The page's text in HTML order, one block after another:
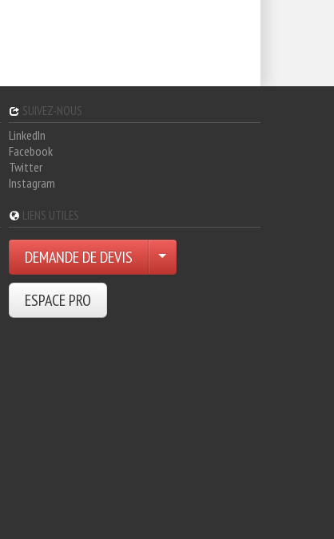
SUIVEZ-NOUS
LinkedIn
Facebook
Twitter
Instagram
LIENS UTILES
DEMANDE DE DEVIS
ESPACE PRO